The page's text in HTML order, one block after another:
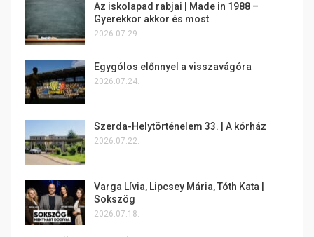
Az iskolapad rabjai | Made in 1988 –
Gyerekkor akkor és most
2026.07.29.
Egygólos előnnyel a visszavágóra
2026.07.24.
Szerda-Helytörténelem 33. | A kórház
2026.07.22.
Varga Lívia, Lipcsey Mária, Tóth Kata |
Sokszög
2026.07.18.